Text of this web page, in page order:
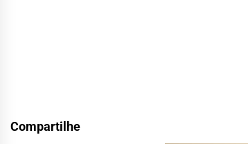
Compartilhe